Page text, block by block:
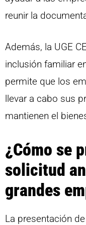
reunir la
Además, la UGE
inclusión familiar
permite que los
llevar a cabo sus
mantienen el
¿Cómo se
solicitud
grandes
La presentación